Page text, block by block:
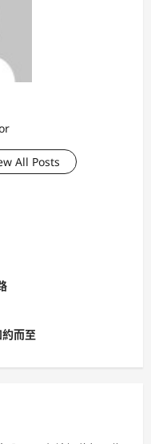
All Posts
而至